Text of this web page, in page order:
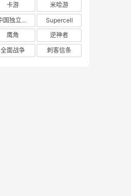
卡游
米哈游
中国独立游戏联盟
Supercell
鹰角
逆神者
全面战争 刺客信条